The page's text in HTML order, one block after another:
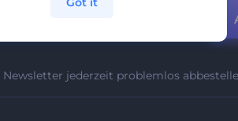
Newsletter jederzeit problemlos